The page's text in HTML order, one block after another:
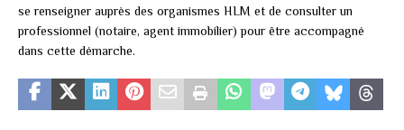
se renseigner auprès des organismes HLM et de consulter un
professionnel (notaire, agent immobilier) pour être accompagné
dans cette démarche.